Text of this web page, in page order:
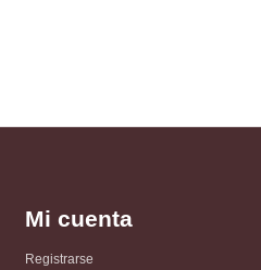
Mi cuenta
Registrarse